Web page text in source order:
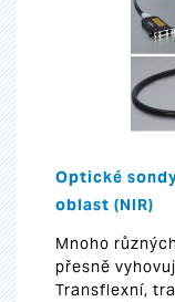
Optické
oblast (NIR)
Mnoho
přesně
Transflexní,